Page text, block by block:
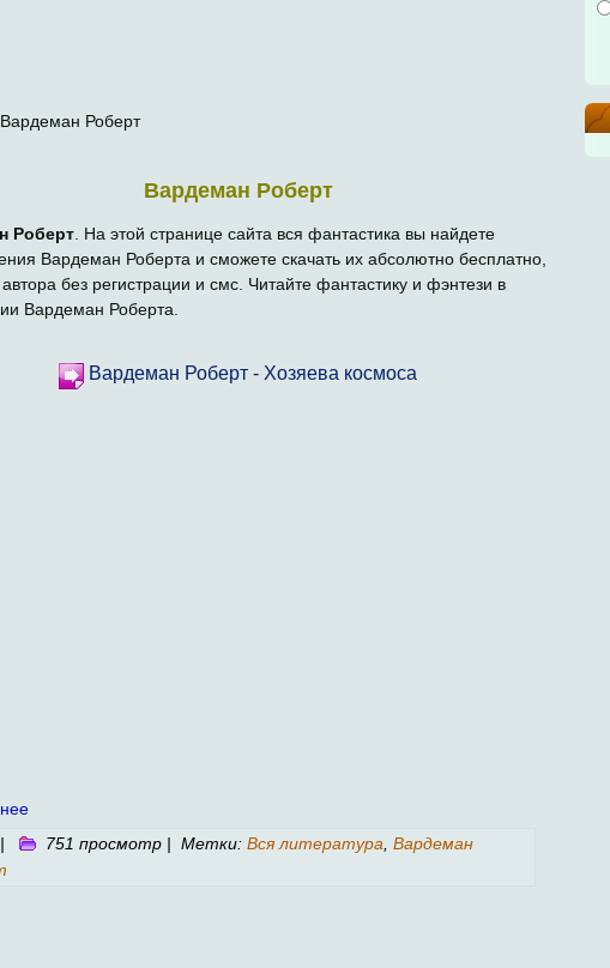
Роберт
Вардеман Роберт
Роберт . На этой странице сайта вся фантастика вы найдете
Вардеман Роберта и сможете скачать их абсолютно бесплатно,
автора без регистрации и смс. Читайте фантастику и фэнтези в
Вардеман Роберта.
Вардеман Роберт - Хозяева космоса
751 просмотр | Метки: Вся литература Вардеман